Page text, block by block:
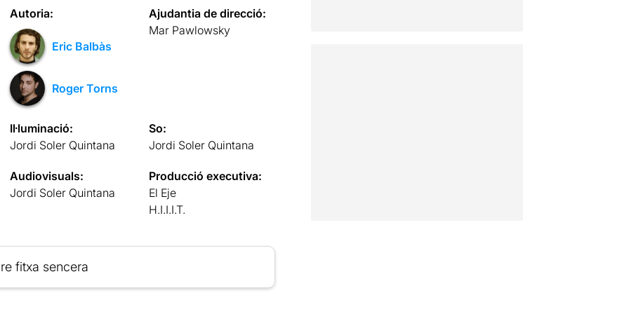
Autoria:
Eric Balbàs
Roger Torns
Ajudantia de direcció:
Mar Pawlowsky
Il·luminació:
Jordi Soler Quintana
So:
Jordi Soler Quintana
Audiovisuals:
Jordi Soler Quintana
Producció executiva:
El Eje
H.I.I.I.T.
fitxa sencera